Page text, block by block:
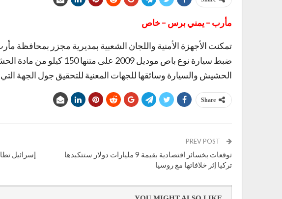
مأرب – يمني برس – خاص
ضبط سيارة نوع باص موديل 2009
الحشيش والسيارة وسائقها للجهات المعنية للتحقيق جول الجهة التي
Share
توقعات بخسائر اقتصادية بقيمة 9 مليارات دولار ستتكبدها
تركيا إثر خلافاتها مع روسيا